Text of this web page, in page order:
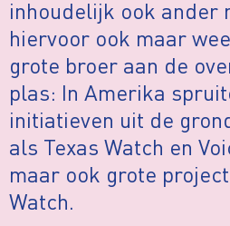
inhoudelijk ook ander
hiervoor ook maar
grote broer aan de
plas: In Amerika
initiatieven uit de
als Texas Watch en
maar ook grote
Watch.